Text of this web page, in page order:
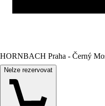
HORNBACH Praha - Černý
Nelze rezervovat